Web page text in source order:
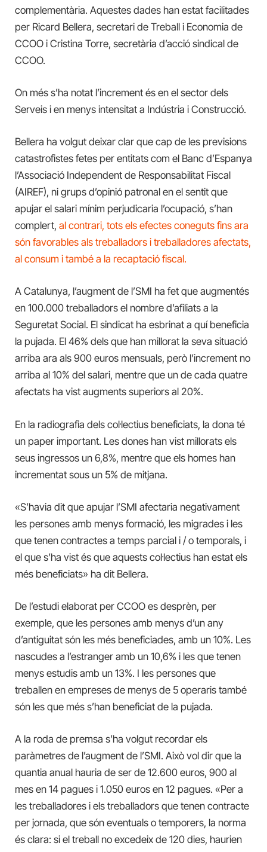
complementària. Aquestes dades han estat facilitades
per Ricard Bellera, secretari de Treball i Economia de
CCOO i Cristina Torre, secretària d’acció sindical de
CCOO.
On més s’ha notat l’increment és en el sector dels
Serveis i en menys intensitat a Indústria i Construcció.
Bellera ha volgut deixar clar que cap de les previsions
catastrofistes fetes per entitats com el Banc d’Espanya
l’Associació Independent de Responsabilitat Fiscal
(AIREF), ni grups d’opinió patronal en el sentit que
apujar el salari mínim perjudicaria l’ocupació, s’han
complert, al contrari, tots els efectes coneguts fins ara
són favorables als treballadors i treballadores afectats,
al consum i també a la recaptació fiscal.
A Catalunya, l’augment de l’SMI ha fet que augmentés
en 100.000 treballadors el nombre d’afiliats a la
Seguretat Social. El sindicat ha esbrinat a quí beneficia
la pujada. El 46% dels que han millorat la seva situació
arriba ara als 900 euros mensuals, però l’increment no
arriba al 10% del salari, mentre que un de cada quatre
afectats ha vist augments superiors al 20%.
En la radiografia dels col·lectius beneficiats, la dona té
un paper important. Les dones han vist millorats els
seus ingressos un 6,8%, mentre que els homes han
incrementat sous un 5% de mitjana.
«S’havia dit que apujar l’SMI afectaria negativament
les persones amb menys formació, les migrades i les
que tenen contractes a temps parcial i / o temporals, i
el que s’ha vist és que aquests col·lectius han estat els
més beneficiats» ha dit Bellera.
De l’estudi elaborat per CCOO es desprèn, per
exemple, que les persones amb menys d’un any
d’antiguitat són les més beneficiades, amb un 10%. Les
nascudes a l’estranger amb un 10,6% i les que tenen
menys estudis amb un 13%. I les persones que
treballen en empreses de menys de 5 operaris també
són les que més s’han beneficiat de la pujada.
A la roda de premsa s’ha volgut recordar els
paràmetres de l’augment de l’SMI. Això vol dir que la
quantia anual hauria de ser de 12.600 euros, 900 al
mes en 14 pagues i 1.050 euros en 12 pagues. «Per a
les treballadores i els treballadors que tenen contracte
per jornada, que són eventuals o temporers, la norma
és clara: si el treball no excedeix de 120 dies, haurien